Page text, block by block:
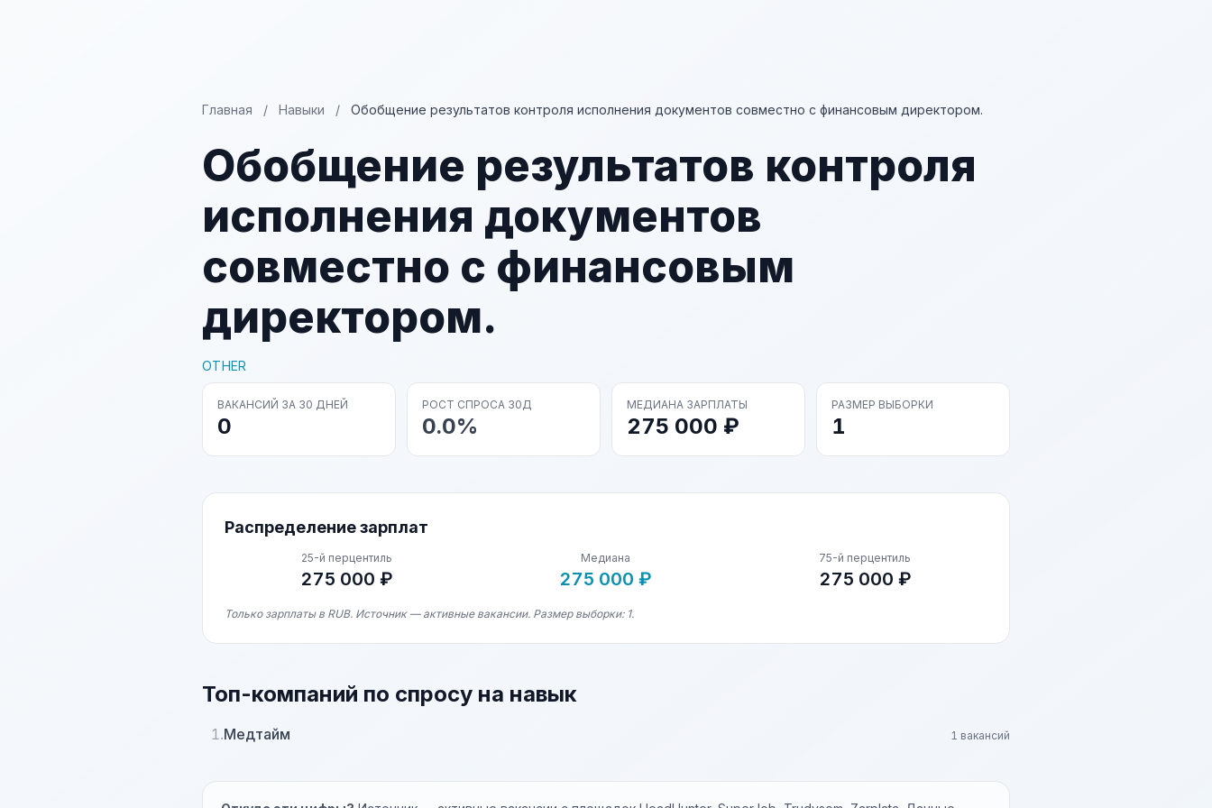
Главная / Навыки / Обобщение результатов контроля исполнения документов совместно с финансовым директором.
Обобщение результатов контроля
исполнения документов
совместно с финансовым
директором.
OTHER
ВАКАНСИЙ ЗА 30 ДНЕЙ
0
РОСТ СПРОСА 30Д
0.0%
МЕДИАНА ЗАРПЛАТЫ
275 000 ₽
РАЗМЕР ВЫБОРКИ
1
Распределение зарплат
25-й перцентиль
275 000 ₽
Медиана
275 000 ₽
75-й перцентиль
275 000 ₽
Только зарплаты в RUB. Источник — активные вакансии. Размер выборки: 1.
Топ-компаний по спросу на навык
1.Медтайм 1 вакансий